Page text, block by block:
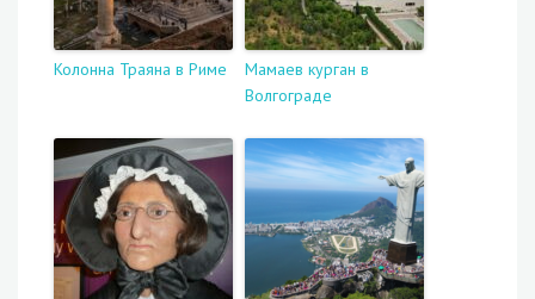
Колонна Траяна в Риме
Мамаев курган в
Волгограде